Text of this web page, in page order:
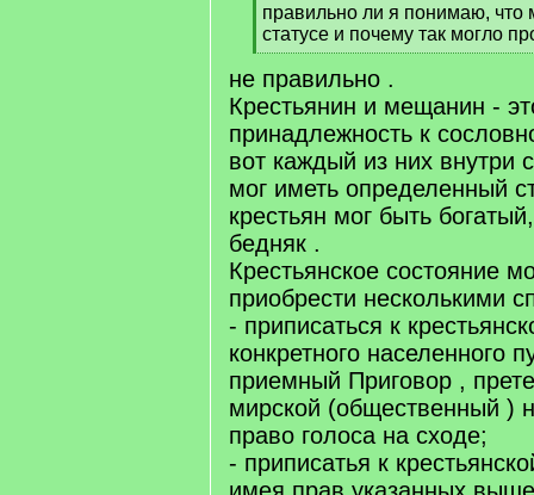
[
q
]
правильно ли я понимаю,
статусе и почему так могло
[
/
q
]
не правильно .
Крестьянин и мещанин -
принадлежность к
вот каждый из них внутри
мог иметь определенный
крестьян мог быть
бедняк .
Крестьянское состояние
приобрести несколькими
- приписаться к
конкретного населенного
приемный Приговор ,
мирской (общественный )
право голоса на сходе;
- приписатья к